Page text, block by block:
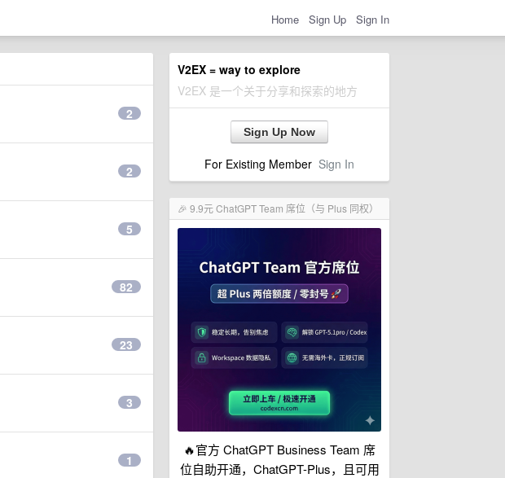
Home Sign Up Sign In
V2EX = way to explore
V2EX 是一个关于分享和探索的地方
Sign Up Now
For Existing Member Sign In
🎉 9.9元 ChatGPT Team 席位（与 Plus 同权）
🔥官方 ChatGPT Business Team 席
位自助开通，ChatGPT-Plus，且可用
2
2
5
82
23
3
1